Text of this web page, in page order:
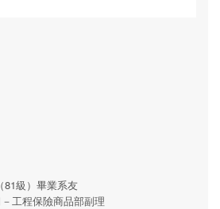
81級）畢業系友
工程保險商品部副理